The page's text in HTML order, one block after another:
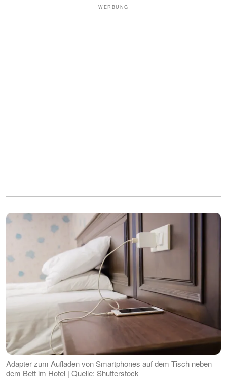
WERBUNG
Adapter zum Aufladen von Smartphones auf dem Tisch neben
dem Bett im Hotel | Quelle: Shutterstock